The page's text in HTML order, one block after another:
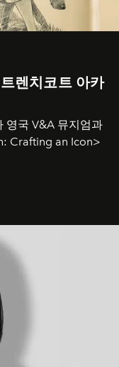
렌치코트 아카
영국 V&A 뮤지엄과
Crafting an Icon>